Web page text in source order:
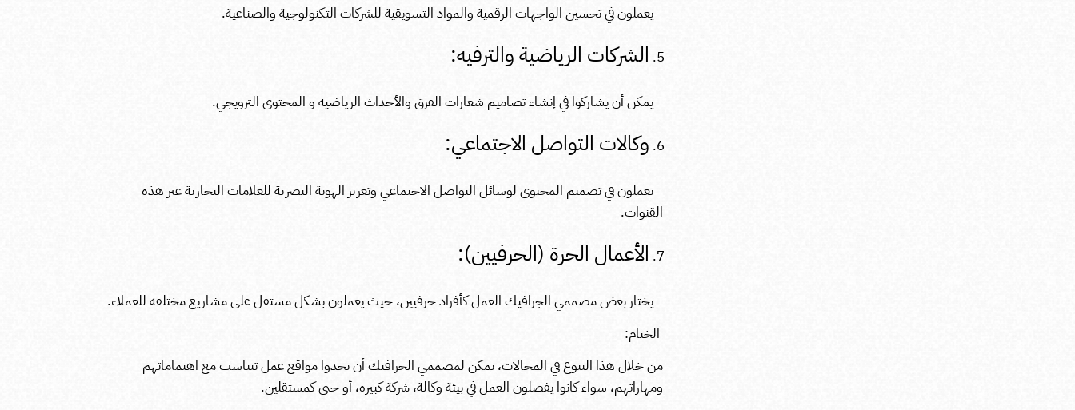
يعملون في تحسين الواجهات الرقمية والمواد التسويقية للشركات التكنولوجية والصناعية.
الشركات الرياضية والترفيه:
يمكن أن يشاركوا في إنشاء تصاميم شعارات الفرق والأحداث الرياضية و المحتوى الترويجي.
وكالات التواصل الاجتماعي:
يعملون في تصميم المحتوى لوسائل التواصل الاجتماعي وتعزيز الهوية البصرية للعلامات التجارية عبر هذه
القنوات.
الأعمال الحرة (الحرفيين):
يختار بعض مصممي الجرافيك العمل كأفراد حرفيين، حيث يعملون بشكل مستقل على مشاريع مختلفة للعملاء.
الختام:
من خلال هذا التنوع في المجالات، يمكن لمصممي الجرافيك أن يجدوا مواقع عمل تتناسب مع اهتماماتهم
ومهاراتهم، سواء كانوا يفضلون العمل في بيئة وكالة، شركة كبيرة، أو حتى كمستقلين.